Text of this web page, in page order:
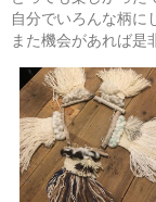
自分でいろんな柄に
また機会があれば是